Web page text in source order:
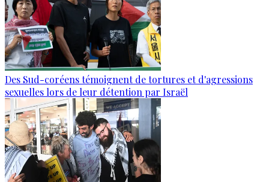
Des Sud-coréens témoignent de tortures et d'agressions
sexuelles lors de leur détention par Israël